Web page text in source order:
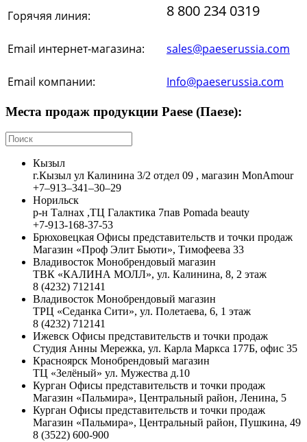
Горячяя линия: 8 800 234 0319
Email интернет-магазина: sales@paeserussia.com
Email компании: Info@paeserussia.com
Места продаж продукции Paese (Паезе):
Кызыл
г.Кызыл ул Калинина 3/2 отдел 09 , магазин MonAmour
+7‒913‒341‒30‒29
Норильск
р-н Талнах ,ТЦ Галактика 7пав Pomada beauty
+7-913-168-37-53
Брюховецкая Офисы представительств и точки продаж
Магазин «Проф Элит Бьюти», Тимофеева 33
Владивосток Монобрендовый магазин
ТВК «КАЛИНА МОЛЛ», ул. Калинина, 8, 2 этаж
8 (4232) 712141
Владивосток Монобрендовый магазин
ТРЦ «Седанка Сити», ул. Полетаева, 6, 1 этаж
8 (4232) 712141
Ижевск Офисы представительств и точки продаж
Студия Анны Мережка, ул. Карла Маркса 177Б, офис 35
Красноярск Монобрендовый магазин
ТЦ «Зелёный» ул. Мужества д.10
Курган Офисы представительств и точки продаж
Магазин «Пальмира», Центральный район, Ленина, 5
Курган Офисы представительств и точки продаж
Магазин «Пальмира», Центральный район, Пушкина, 49
8 (3522) 600-900